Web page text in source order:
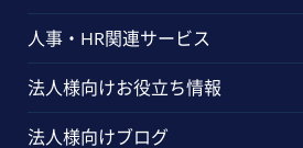
人事・HR関連サービス
法人様向けお役立ち情報
法人様向けブログ